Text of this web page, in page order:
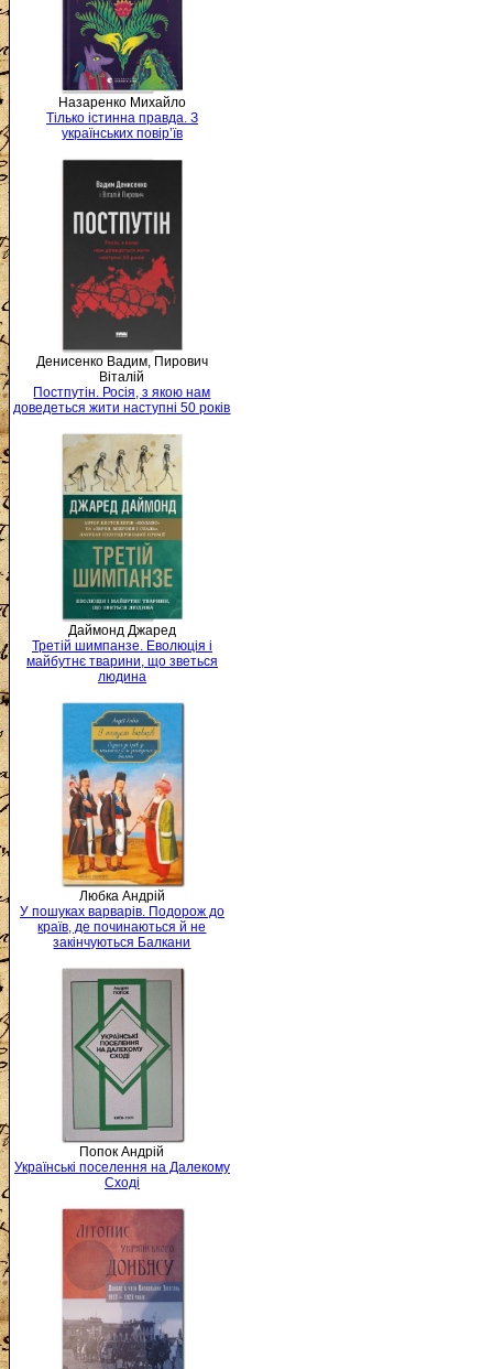
Назаренко Михайло
Тілько істинна правда. З
українських повір’їв
Денисенко Вадим, Пирович
Віталій
Постпутін. Росія, з якою нам
доведеться жити наступні 50 років
Даймонд Джаред
Третій шимпанзе. Еволюція і
майбутнє тварини, що зветься
людина
Любка Андрій
У пошуках варварів. Подорож до
країв, де починаються й не
закінчуються Балкани
Попок Андрій
Українські поселення на Далекому
Сході